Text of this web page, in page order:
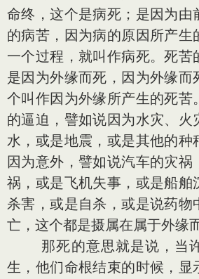
命终，这个是病死；是因为由
的病苦，因为病的原因所产生
一个过程，就叫作病死。死苦
是因为外缘而死，因为外缘而
个叫作因为外缘所产生的死苦
的逼迫，譬如说因为水灾、火
水，或是地震，或是其他的种
因为意外，譬如说汽车的灾祸
祸，或是飞机失事，或是船舶
杀害，或是自杀，或是说药物
亡，这个都是摄属在属于外缘
那死的意思就是说，当许
生，他们命根结束的时候，显